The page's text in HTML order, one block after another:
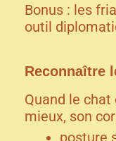
Bonus : les
outil
Reconnaître
Quand le
mieux, son
posture